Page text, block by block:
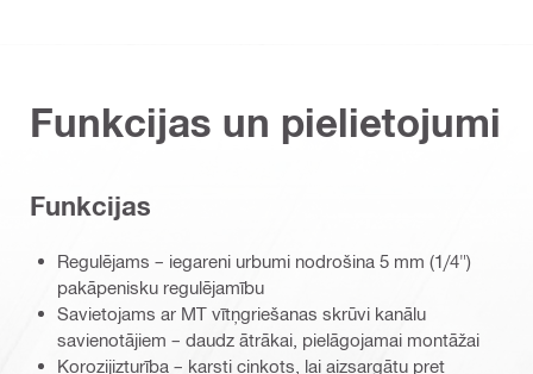
Funkcijas un pielietojumi
Funkcijas
Regulējams – iegareni urbumi nodrošina 5 mm (1/4")
pakāpenisku regulējamību
Savietojams ar MT vītņgriešanas skrūvi kanālu
savienotājiem – daudz ātrākai, pielāgojamai montāžai
Korozijizturība – karsti cinkots, lai aizsargātu pret